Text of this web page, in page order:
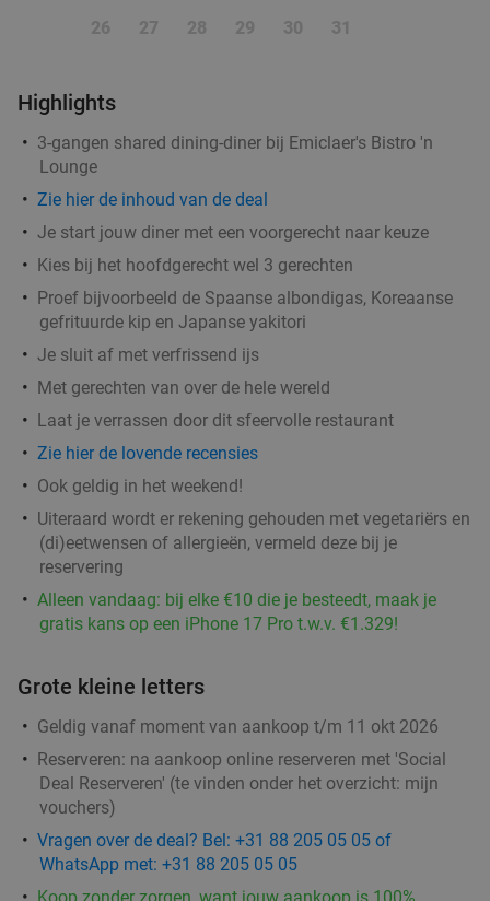
Vandaag
Verkocht: 320
€15 ,95
Wandelarrangement + koffie met gebak + 2-
gangenlunch bij Grand Café Reyck
Morgen
Di Wo Do
Vr
Grand Café Reyck
Grieks 3-gangen keuzediner bij Griekse
Taverna Yamas
Morgen
Vr
De Bilt
€29
3-gangen keuzelunch bij Pomp 41
Morgen
26 27 28 29 30 31
Highlights
3-gangen shared dining-diner bij Emiclaer's Bistro 'n
Lounge
Zie hier de inhoud van de deal
Je start jouw diner met een voorgerecht naar keuze
Kies bij het hoofdgerecht wel 3 gerechten
Proef bijvoorbeeld de Spaanse albondigas, Koreaanse
gefrituurde kip en Japanse yakitori
Je sluit af met verfrissend ijs
Met gerechten van over de hele wereld
Laat je verrassen door dit sfeervolle restaurant
Zie hier de lovende recensies
Ook geldig in het weekend!
Uiteraard wordt er rekening gehouden met vegetariërs en
(di)eetwensen of allergieën, vermeld deze bij je
reservering
Alleen vandaag: bij elke €10 die je besteedt, maak je
gratis kans op een iPhone 17 Pro t.w.v. €1.329!
Grote kleine letters
Geldig vanaf moment van aankoop t/m 11 okt 2026
Reserveren: na aankoop online reserveren met 'Social
Deal Reserveren' (te vinden onder het overzicht: mijn
vouchers)
Vragen over de deal? Bel: +31 88 205 05 05 of
WhatsApp met: +31 88 205 05 05